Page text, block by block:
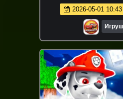
Динозавр и
Все серии
2026-05-01 10:43